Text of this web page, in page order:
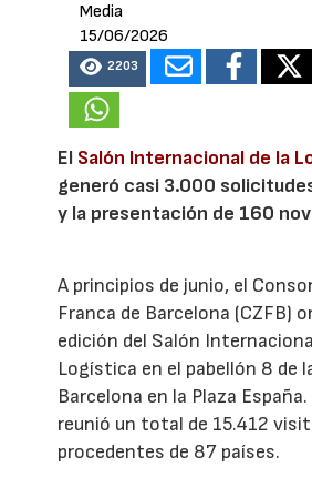
Media
15/06/2026
2203
El Salón Internacional de la
generó casi 3.000
y la presentación de 160
A principios de junio, el
Franca de Barcelona (CZFB)
edición del Salón
Logística en el pabellón 8 de
Barcelona en la Plaza
reunió un total de 15.412
procedentes de 87 países.